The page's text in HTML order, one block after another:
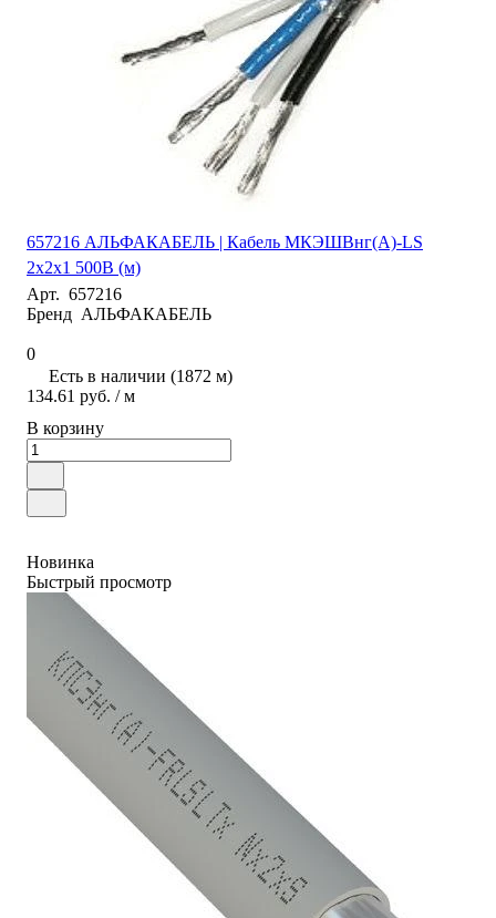
657216 АЛЬФАКАБЕЛЬ | Кабель МКЭШВнг(А)-LS
2х2х1 500В (м)
Арт. 657216
Бренд АЛЬФАКАБЕЛЬ
0
Есть в наличии (1872 м)
134.61 руб. / м
В корзину
Новинка
Быстрый просмотр